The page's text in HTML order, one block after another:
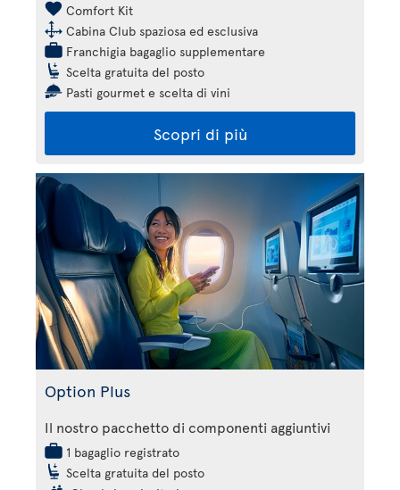
Comfort Kit
Cabina Club spaziosa ed esclusiva
Franchigia bagaglio supplementare
Scelta gratuita del posto
Pasti gourmet e scelta di vini
Scopri di più
Option Plus
Il nostro pacchetto di componenti aggiuntivi
1 bagaglio registrato
Scelta gratuita del posto